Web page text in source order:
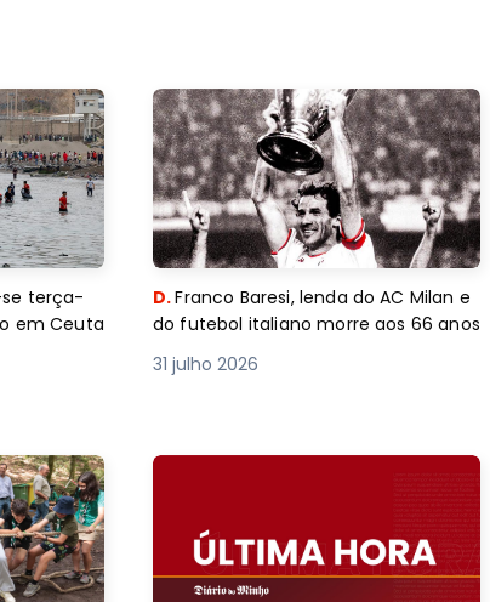
se terça-
em Ceuta
D.Franco Baresi, lenda do AC Milan e
do futebol italiano morre aos 66 anos
31 julho 2026